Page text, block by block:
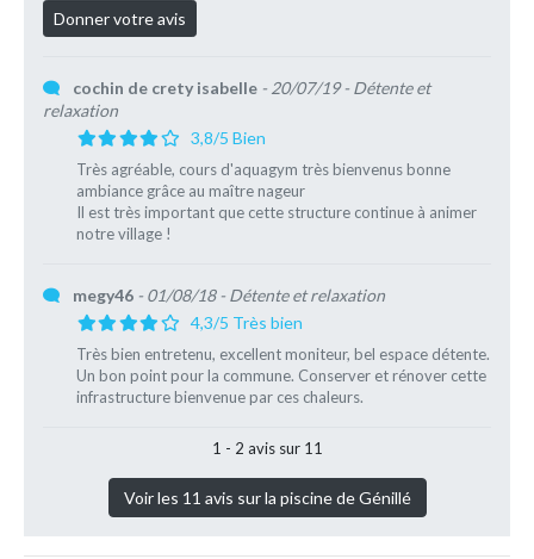
cochin de crety isabelle - 20/07/19- Détente et
relaxation
3,8/5 Bien
Très agréable, cours d'aquagym très bienvenus bonne
ambiance grâce au maître nageur
Il est très important que cette structure continue à animer
notre village !
megy46 - 01/08/18- Détente et relaxation
4,3/5 Très bien
Très bien entretenu, excellent moniteur, bel espace détente.
Un bon point pour la commune. Conserver et rénover cette
infrastructure bienvenue par ces chaleurs.
1 - 2 avis sur 11
Voir les 11 avis sur la piscine de Génillé